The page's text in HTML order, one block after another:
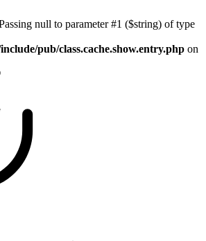
null to parameter #1 ($string) of type
pub/class.cache.show.entry.php on